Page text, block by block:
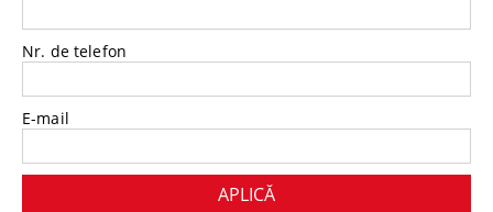
Nr. de telefon
E-mail